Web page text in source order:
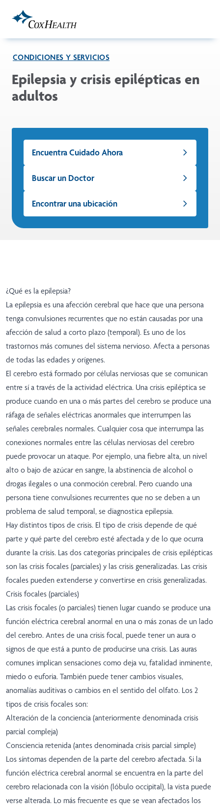
CONDICIONES Y SERVICIOS
Epilepsia y crisis epilépticas en
adultos
Encuentra Cuidado Ahora
Buscar un Doctor
Encontrar una ubicación
¿Qué es la epilepsia?
La epilepsia es una afección cerebral que hace que una persona
tenga convulsiones recurrentes que no están causadas por una
afección de salud a corto plazo (temporal). Es uno de los
trastornos más comunes del sistema nervioso. Afecta a personas
de todas las edades y orígenes.
El cerebro está formado por células nerviosas que se comunican
entre sí a través de la actividad eléctrica. Una crisis epiléptica se
produce cuando en una o más partes del cerebro se produce una
ráfaga de señales eléctricas anormales que interrumpen las
señales cerebrales normales. Cualquier cosa que interrumpa las
conexiones normales entre las células nerviosas del cerebro
puede provocar un ataque. Por ejemplo, una fiebre alta, un nivel
alto o bajo de azúcar en sangre, la abstinencia de alcohol o
drogas ilegales o una conmoción cerebral. Pero cuando una
persona tiene convulsiones recurrentes que no se deben a un
problema de salud temporal, se diagnostica epilepsia.
Hay distintos tipos de crisis. El tipo de crisis depende de qué
parte y qué parte del cerebro esté afectada y de lo que ocurra
durante la crisis. Las dos categorías principales de crisis epilépticas
son las crisis focales (parciales) y las crisis generalizadas. Las crisis
focales pueden extenderse y convertirse en crisis generalizadas.
Crisis focales (parciales)
Las crisis focales (o parciales) tienen lugar cuando se produce una
función eléctrica cerebral anormal en una o más zonas de un lado
del cerebro. Antes de una crisis focal, puede tener un aura o
signos de que está a punto de producirse una crisis. Las auras
comunes implican sensaciones como deja vu, fatalidad inminente,
miedo o euforia. También puede tener cambios visuales,
anomalías auditivas o cambios en el sentido del olfato. Los 2
tipos de crisis focales son:
Alteración de la conciencia (anteriormente denominada crisis
parcial compleja)
Consciencia retenida (antes denominada crisis parcial simple)
Los síntomas dependen de la parte del cerebro afectada. Si la
función eléctrica cerebral anormal se encuentra en la parte del
cerebro relacionada con la visión (lóbulo occipital), la vista puede
verse alterada. Lo más frecuente es que se vean afectados los